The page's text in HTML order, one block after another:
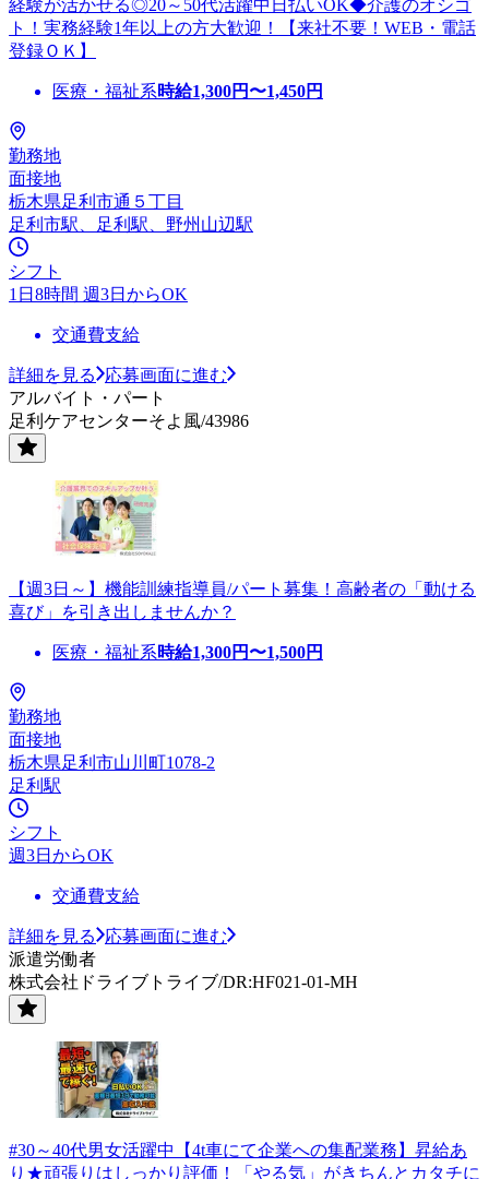
経験が活かせる◎20～50代活躍中日払いOK◆介護のオシゴ
ト！実務経験1年以上の方大歓迎！【来社不要！WEB・電話
登録ＯＫ】
医療・福祉系時給1,300円〜1,450円
勤務地
面接地
栃木県足利市通５丁目
足利市駅、足利駅、野州山辺駅
シフト
1日8時間 週3日からOK
交通費支給
詳細を見る
応募画面に進む
アルバイト・パート
足利ケアセンターそよ風/43986
【週3日～】機能訓練指導員/パート募集！高齢者の「動ける
喜び」を引き出しませんか？
医療・福祉系時給1,300円〜1,500円
勤務地
面接地
栃木県足利市山川町1078-2
足利駅
シフト
週3日からOK
交通費支給
詳細を見る
応募画面に進む
派遣労働者
株式会社ドライブトライブ/DR:HF021-01-MH
#30～40代男女活躍中【4t車にて企業への集配業務】昇給あ
り★頑張りはしっかり評価！「やる気」がきちんとカタチに